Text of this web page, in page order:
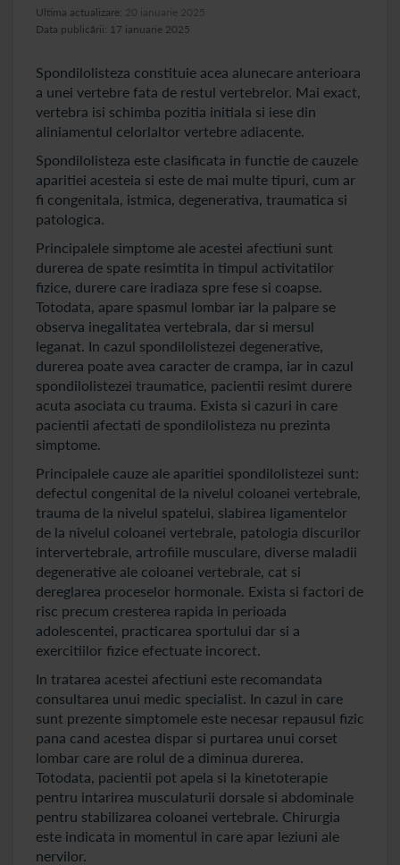
Data publicării: 17 ianuarie 2025
Ultima actualizare: 20 ianuarie 2025
Spondilolisteza constituie acea alunecare anterioara
a unei vertebre fata de restul vertebrelor. Mai exact,
vertebra isi schimba pozitia initiala si iese din
aliniamentul celorlaltor vertebre adiacente.
Spondilolisteza este clasificata in functie de cauzele
aparitiei acesteia si este de mai multe tipuri, cum ar
fi congenitala, istmica, degenerativa, traumatica si
patologica.
Principalele simptome ale acestei afectiuni sunt
durerea de spate resimtita in timpul activitatilor
fizice, durere care iradiaza spre fese si coapse.
Totodata, apare spasmul lombar iar la palpare se
observa inegalitatea vertebrala, dar si mersul
leganat. In cazul spondilolistezei degenerative,
durerea poate avea caracter de crampa, iar in cazul
spondilolistezei traumatice, pacientii resimt durere
acuta asociata cu trauma. Exista si cazuri in care
pacientii afectati de spondilolisteza nu prezinta
simptome.
Principalele cauze ale aparitiei spondilolistezei sunt:
defectul congenital de la nivelul coloanei vertebrale,
trauma de la nivelul spatelui, slabirea ligamentelor
de la nivelul coloanei vertebrale, patologia discurilor
intervertebrale, artrofiile musculare, diverse maladii
degenerative ale coloanei vertebrale, cat si
dereglarea proceselor hormonale. Exista si factori de
risc precum cresterea rapida in perioada
adolescentei, practicarea sportului dar si a
exercitiilor fizice efectuate incorect.
In tratarea acestei afectiuni este recomandata
consultarea unui medic specialist. In cazul in care
sunt prezente simptomele este necesar repausul fizic
pana cand acestea dispar si purtarea unui corset
lombar care are rolul de a diminua durerea.
Totodata, pacientii pot apela si la kinetoterapie
pentru intarirea musculaturii dorsale si abdominale
pentru stabilizarea coloanei vertebrale. Chirurgia
este indicata in momentul in care apar leziuni ale
nervilor.